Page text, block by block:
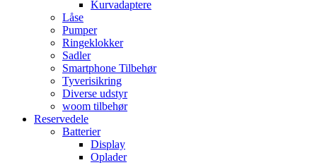
Kurvadaptere
Låse
Pumper
Ringeklokker
Sadler
Smartphone Tilbehør
Tyverisikring
Diverse udstyr
woom tilbehør
Reservedele
Batterier
Display
Oplader